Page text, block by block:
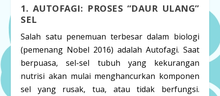
1. AUTOFAGI: PROSES “DAUR ULANG”
SEL
Salah satu penemuan terbesar dalam biologi
(pemenang Nobel 2016) adalah Autofagi. Saat
berpuasa, sel-sel tubuh yang kekurangan
nutrisi akan mulai menghancurkan komponen
sel yang rusak, tua, atau tidak berfungsi.